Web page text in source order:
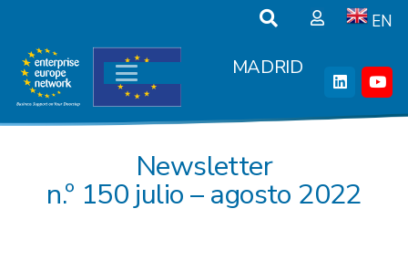
EN
MADRID
Newsletter
n.º 150 julio – agosto 2022